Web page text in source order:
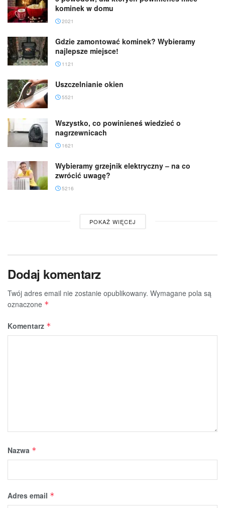
kominek w domu
2021
Gdzie zamontować kominek? Wybieramy
najlepsze miejsce!
1121
Uszczelnianie okien
5521
Wszystko, co powinieneś wiedzieć o
nagrzewnicach
1621
Wybieramy grzejnik elektryczny – na co
zwrócić uwagę?
5216
POKAŻ WIĘCEJ
Dodaj komentarz
Twój adres email nie zostanie opublikowany. Wymagane pola są
oznaczone *
Komentarz *
Nazwa *
Adres email *